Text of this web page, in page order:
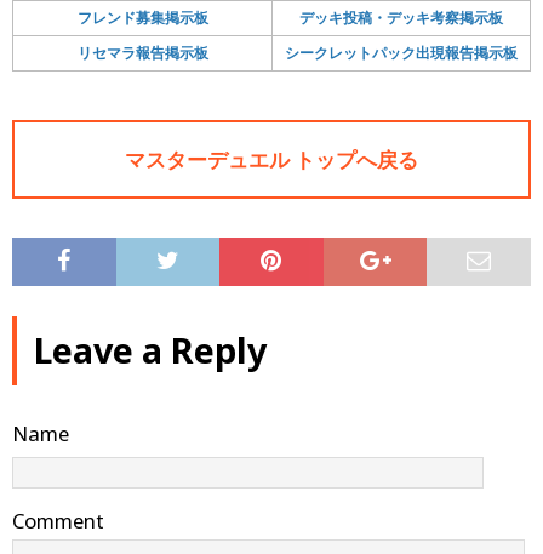
フレンド募集掲示板
デッキ投稿・デッキ考察掲示板
リセマラ報告掲示板
シークレットパック出現報告掲示板
マスターデュエル トップへ戻る
Leave a Reply
Name
Comment